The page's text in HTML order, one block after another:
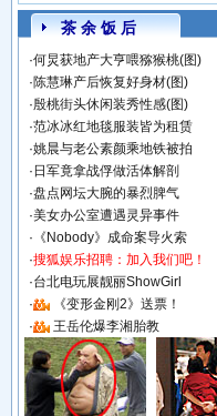
茶 余 饭 后
·何炅获地产大亨喂猕猴桃(图)
·陈慧琳产后恢复好身材(图)
·殷桃街头休闲装秀性感(图)
·范冰冰红地毯服装皆为租赁
·姚晨与老公素颜乘地铁被拍
· 日军竟拿战俘做活体解剖
·盘点网坛大腕的暴烈脾气
·美女办公室遭遇灵异事件
· 《Nobody》成命案导火索
·搜狐娱乐招聘：加入我们吧！
·台北电玩展靓丽ShowGirl
·
《变形金刚2》送票！
·
王岳伦爆李湘胎教